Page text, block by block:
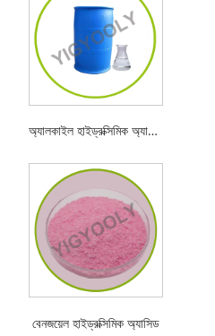
অ্যালকাইল হাইড্রক্সিমিক অ্যাসিড
বেনজয়েল হাইড্রক্সিমিক অ্যাসিড